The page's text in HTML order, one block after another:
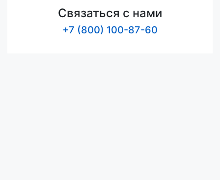
Связаться с нами
+7 (800) 100-87-60